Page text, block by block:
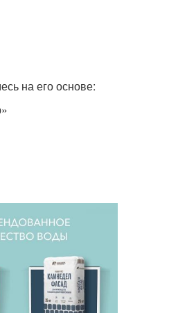
на его основе: